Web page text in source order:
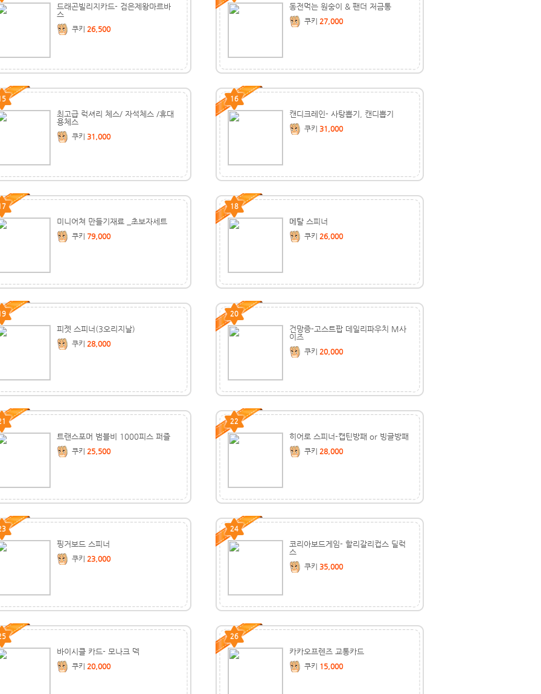
드래곤빌리지카드- 검은제왕마르바
스
쿠키 26,500
동전먹는 원숭이 & 팬더 저금통
쿠키 27,000
최고급 럭셔리 체스/ 자석체스 /휴대
용체스
쿠키 31,000
16
캔디크레인- 사탕뽑기, 캔디뽑기
쿠키 31,000
미니어쳐 만들기재료 _초보자세트
쿠키 79,000
18
메탈 스피너
쿠키 26,000
피젯 스피너(3오리지날)
쿠키 28,000
20
건망증-고스트팝 데일리파우치 M사
이즈
쿠키 20,000
트랜스포머 범블비 1000피스 퍼즐
쿠키 25,500
22
히어로 스피너-캡틴방패 or 빙글방패
쿠키 28,000
핑거보드 스피너
쿠키 23,000
24
코리아보드게임- 할리갈리컵스 딜럭
스
쿠키 35,000
바이시클 카드- 모나크 덱
쿠키 20,000
26
카카오프렌즈 교통카드
쿠키 15,000